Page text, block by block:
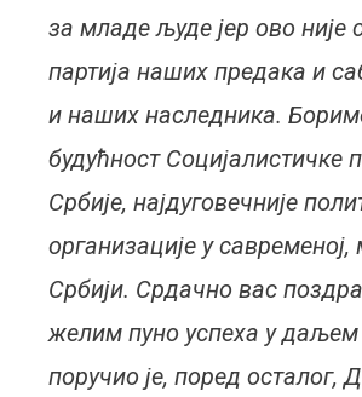
за младе људе јер ово није
партија наших предака и
и наших наследника.
будућност Социјалистичке
Србије, најдуговечније
организације у савременој,
Србији. Срдачно вас
желим пуно успеха у
поручио је, поред осталог,